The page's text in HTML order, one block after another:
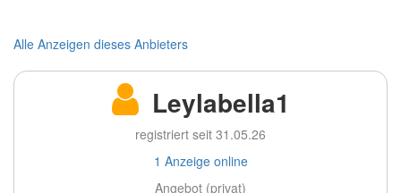
Alle Anzeigen dieses Anbieters
Leylabella1
registriert seit 31.05.26
1 Anzeige online
Angebot (privat)